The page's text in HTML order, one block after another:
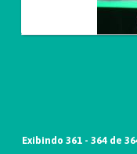
Exibindo 361 - 364 de